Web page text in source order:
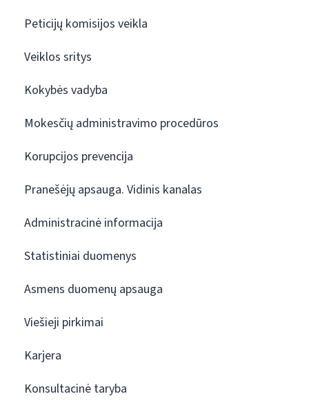
Peticijų komisijos veikla
Veiklos sritys
Kokybės vadyba
Mokesčių administravimo procedūros
Korupcijos prevencija
Pranešėjų apsauga. Vidinis kanalas
Administracinė informacija
Statistiniai duomenys
Asmens duomenų apsauga
Viešieji pirkimai
Karjera
Konsultacinė taryba